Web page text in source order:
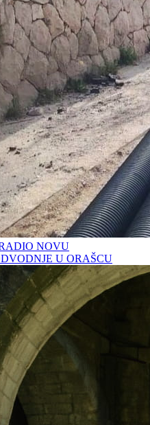
NOVU
U ORAŠCU